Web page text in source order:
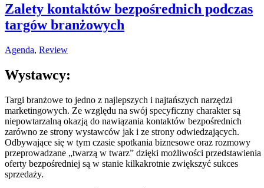
Zalety kontaktów bezpośrednich podczas
targów branżowych
Agenda, Review
Wystawcy:
Targi branżowe to jedno z najlepszych i najtańszych narzędzi
marketingowych. Ze względu na swój specyficzny charakter są
niepowtarzalną okazją do nawiązania kontaktów bezpośrednich
zarówno ze strony wystawców jak i ze strony odwiedzających.
Odbywające się w tym czasie spotkania biznesowe oraz rozmowy
przeprowadzane „twarzą w twarz” dzięki możliwości przedstawienia
oferty bezpośredniej są w stanie kilkakrotnie zwiększyć sukces
sprzedaży.